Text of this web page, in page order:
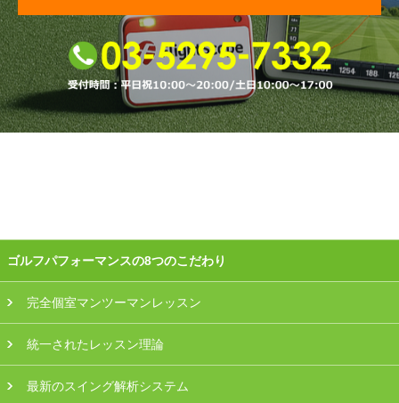
受講生の声
よくある質問
採用情報
ゴルフパフォーマンスの8つのこだわり
完全個室マンツーマンレッスン
統一されたレッスン理論
最新のスイング解析システム